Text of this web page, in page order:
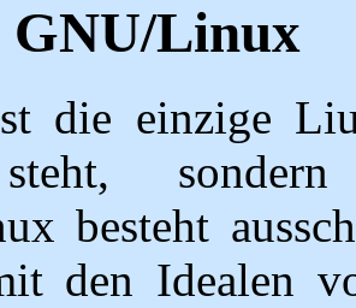
GNU/Linux
die einzige
sondern
besteht
den Idealen